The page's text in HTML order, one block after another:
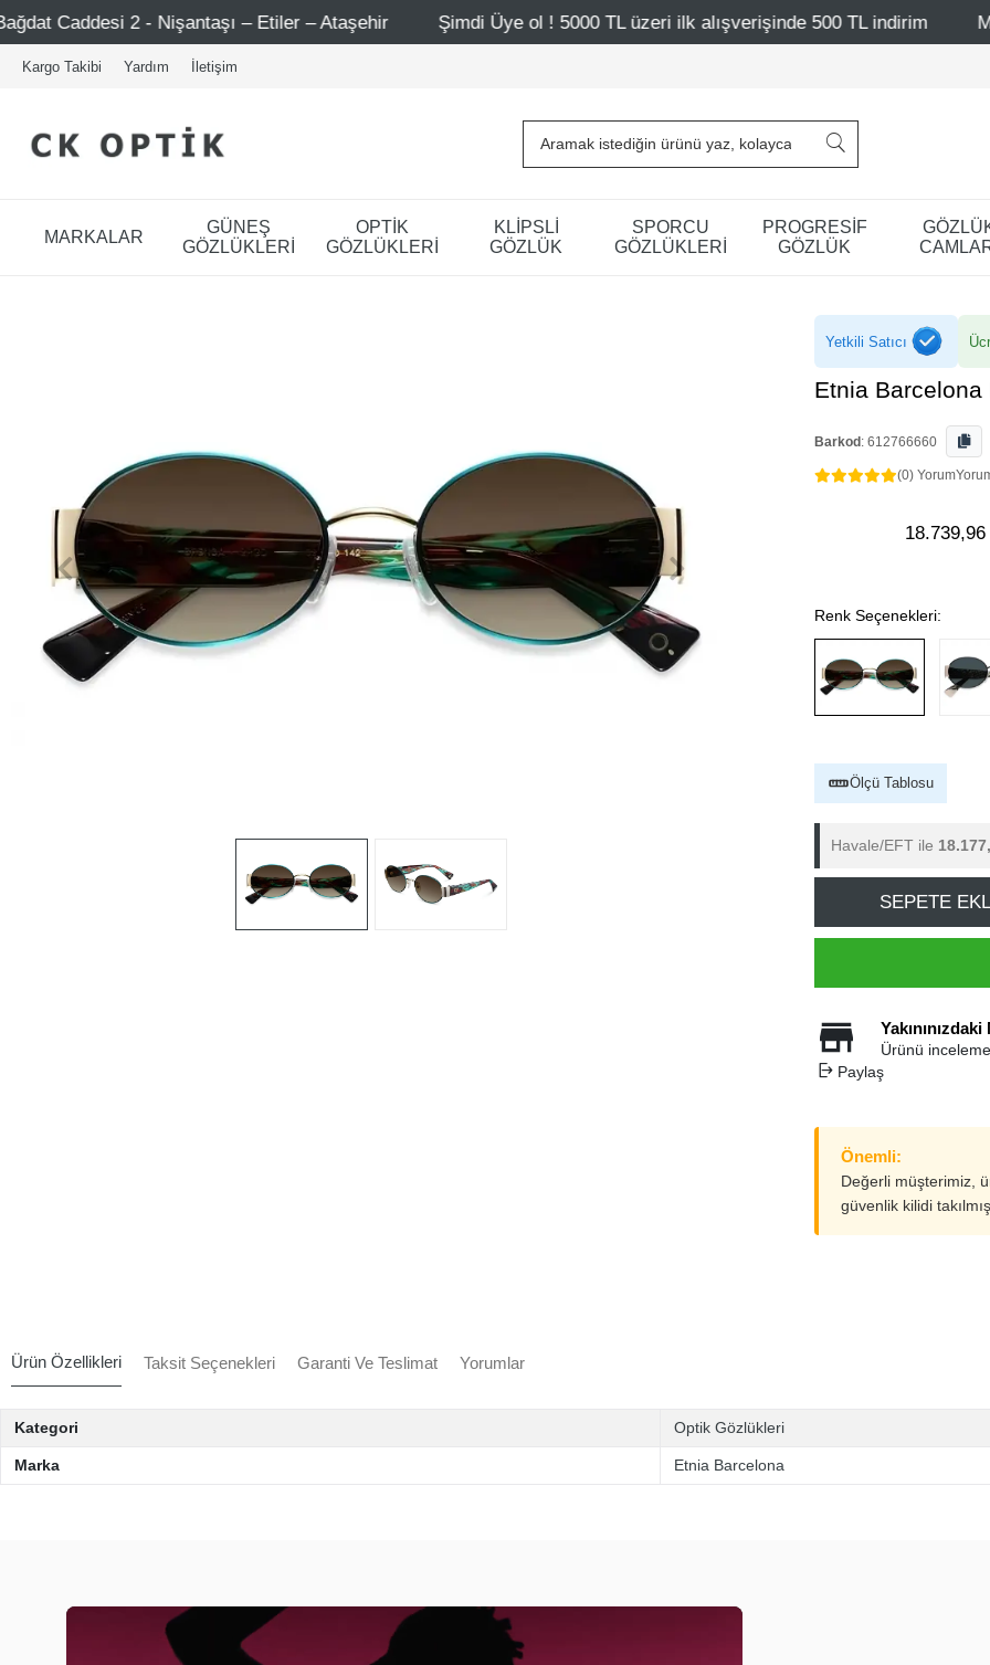
- Nişantaşı – Etiler – Ataşehir Şimdi Üye ol ! 5000 TL üzeri ilk alışverişinde 500 TL indirim Mağazalarımız
Kargo Takibi Yardım İletişim
MARKALAR
GÜNEŞ
GÖZLÜKLERİ
OPTİK
GÖZLÜKLERİ
KLİPSLİ
GÖZLÜK
SPORCU
GÖZLÜKLERİ
PROGRESİF
GÖZLÜK
Yetkili Satıcı
Etnia Barcelona
Barkod : 612766660
(0) Yorum
18.739,96
Renk Seçenekleri:
Ölçü Tablosu
Havale/EFT ile
SEPETE
Ürünü
Paylaş
Önemli:
Değerli müşterimiz,
güvenlik kilidi
Ürün Özellikleri Taksit Seçenekleri Garanti Ve Teslimat Yorumlar
Kategori Optik Gözlükleri
Marka Etnia Barcelona